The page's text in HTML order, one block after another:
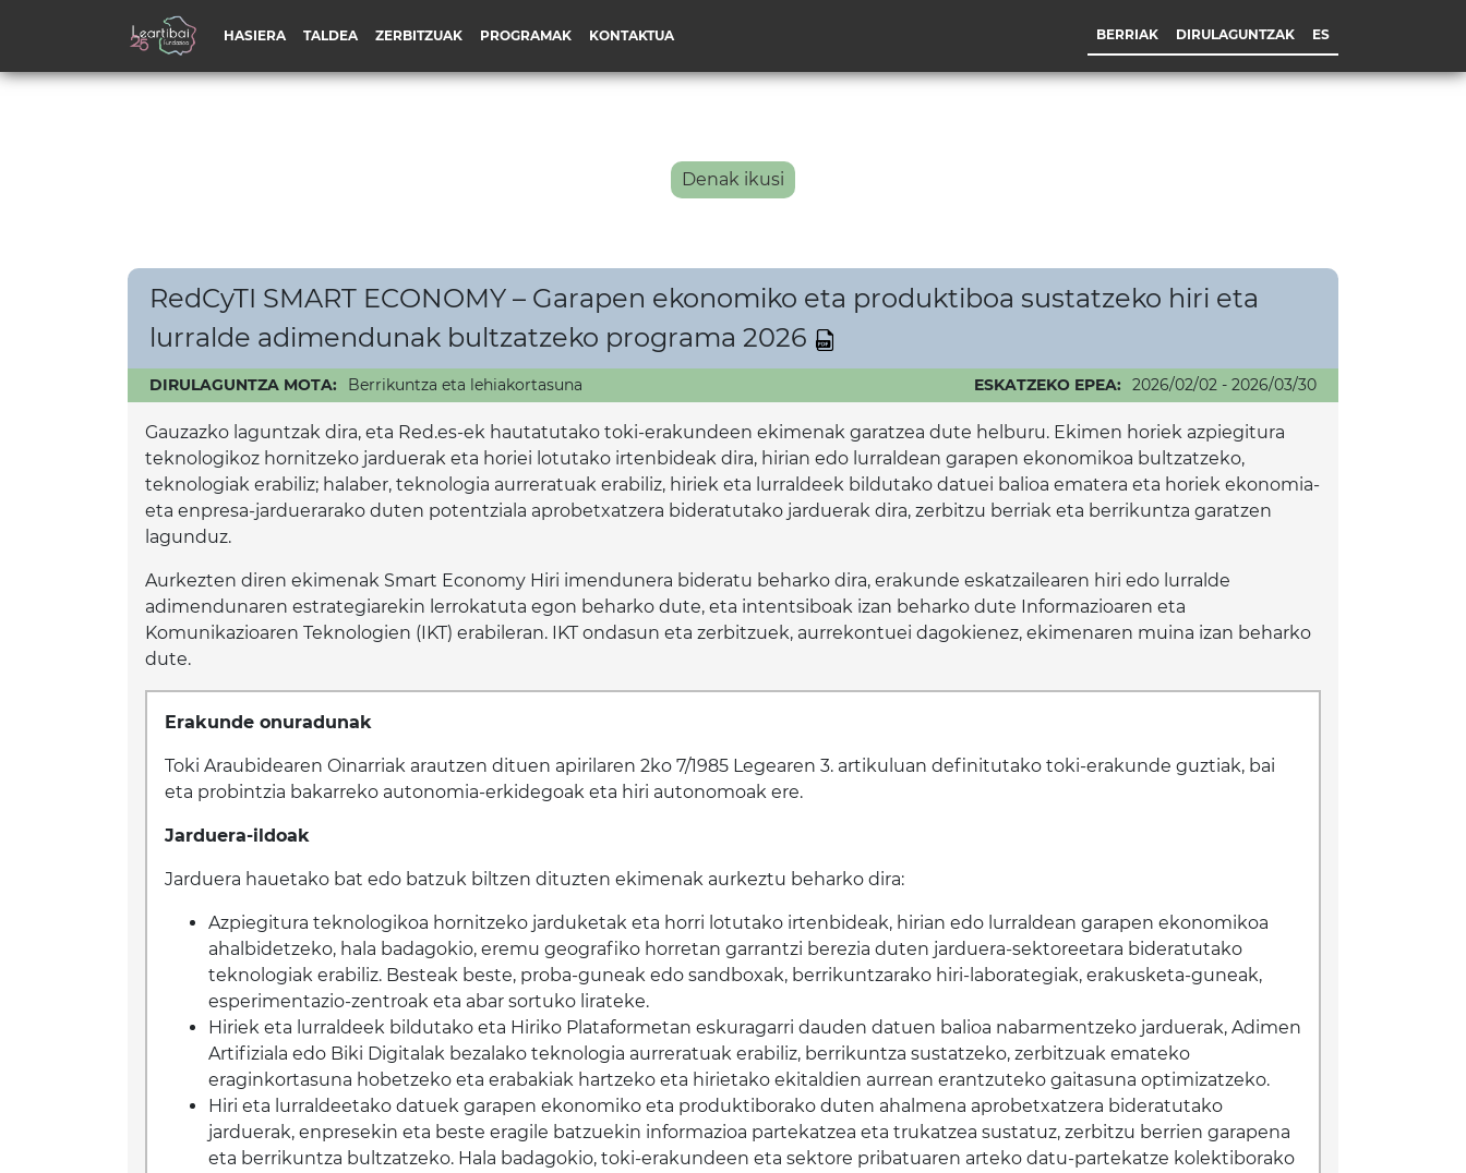
HASIERA TALDEA ZERBITZUAK PROGRAMAK KONTAKTUA BERRIAK DIRULAGUNTZAK ES
Denak ikusi
RedCyTI SMART ECONOMY – Garapen ekonomiko eta produktiboa sustatzeko hiri eta
lurralde adimendunak bultzatzeko programa 2026
DIRULAGUNTZA MOTA: Berrikuntza eta lehiakortasuna ESKATZEKO EPEA: 2026/02/02 - 2026/03/30
Gauzazko laguntzak dira, eta Red.es-ek hautatutako toki-erakundeen ekimenak garatzea dute helburu. Ekimen horiek azpiegitura
teknologikoz hornitzeko jarduerak eta horiei lotutako irtenbideak dira, hirian edo lurraldean garapen ekonomikoa bultzatzeko,
teknologiak erabiliz; halaber, teknologia aurreratuak erabiliz, hiriek eta lurraldeek bildutako datuei balioa ematera eta horiek ekonomia-
eta enpresa-jarduerarako duten potentziala aprobetxatzera bideratutako jarduerak dira, zerbitzu berriak eta berrikuntza garatzen
lagunduz.
Aurkezten diren ekimenak Smart Economy Hiri imendunera bideratu beharko dira, erakunde eskatzailearen hiri edo lurralde
adimendunaren estrategiarekin lerrokatuta egon beharko dute, eta intentsiboak izan beharko dute Informazioaren eta
Komunikazioaren Teknologien (IKT) erabileran. IKT ondasun eta zerbitzuek, aurrekontuei dagokienez, ekimenaren muina izan beharko
dute.
Erakunde onuradunak
Toki Araubidearen Oinarriak arautzen dituen apirilaren 2ko 7/1985 Legearen 3. artikuluan definitutako toki-erakunde guztiak, bai
eta probintzia bakarreko autonomia-erkidegoak eta hiri autonomoak ere.
Jarduera-ildoak
Jarduera hauetako bat edo batzuk biltzen dituzten ekimenak aurkeztu beharko dira:
Azpiegitura teknologikoa hornitzeko jarduketak eta horri lotutako irtenbideak, hirian edo lurraldean garapen ekonomikoa
ahalbidetzeko, hala badagokio, eremu geografiko horretan garrantzi berezia duten jarduera-sektoreetara bideratutako
teknologiak erabiliz. Besteak beste, proba-guneak edo sandboxak, berrikuntzarako hiri-laborategiak, erakusketa-guneak,
esperimentazio-zentroak eta abar sortuko lirateke.
Hiriek eta lurraldeek bildutako eta Hiriko Plataformetan eskuragarri dauden datuen balioa nabarmentzeko jarduerak, Adimen
Artifiziala edo Biki Digitalak bezalako teknologia aurreratuak erabiliz, berrikuntza sustatzeko, zerbitzuak emateko
eraginkortasuna hobetzeko eta erabakiak hartzeko eta hirietako ekitaldien aurrean erantzuteko gaitasuna optimizatzeko.
Hiri eta lurraldeetako datuek garapen ekonomiko eta produktiborako duten ahalmena aprobetxatzera bideratutako
jarduerak, enpresekin eta beste eragile batzuekin informazioa partekatzea eta trukatzea sustatuz, zerbitzu berrien garapena
eta berrikuntza bultzatzeko. Hala badagokio, toki-erakundeen eta sektore pribatuaren arteko datu-partekatze kolektiborako